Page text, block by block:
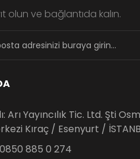
olun ve bağlantıda kalın.
Arı Yayıncılık Tic. Ltd. Şti
Kıraç / Esenyurt /
885 0 274